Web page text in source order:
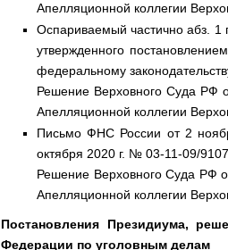
Апелляционной коллегии
Оспариваемый частично абз. 1
утвержденного
федеральному
Решение Верховного Суда РФ
Апелляционной коллегии
Письмо ФНС России от 2
октября 2020 г. № 03-11-09/
Решение Верховного Суда РФ
Апелляционной коллегии
Постановления Президиума,
Федерации по уголовным делам